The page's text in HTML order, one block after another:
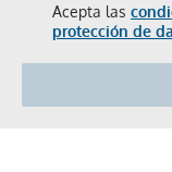
Acepta las
protección de